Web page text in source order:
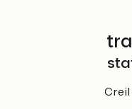
Treinen en
SNCF railway
TER Paris-Nord >